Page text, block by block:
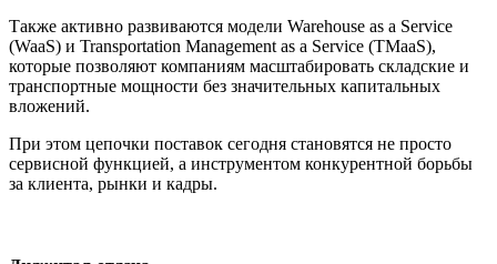
Также активно развиваются модели Warehouse as a Service
(WaaS) и Transportation Management as a Service (TMaaS),
которые позволяют компаниям масштабировать складские и
транспортные мощности без значительных капитальных
вложений.
При этом цепочки поставок сегодня становятся не просто
сервисной функцией, а инструментом конкурентной борьбы
за клиента, рынки и кадры.